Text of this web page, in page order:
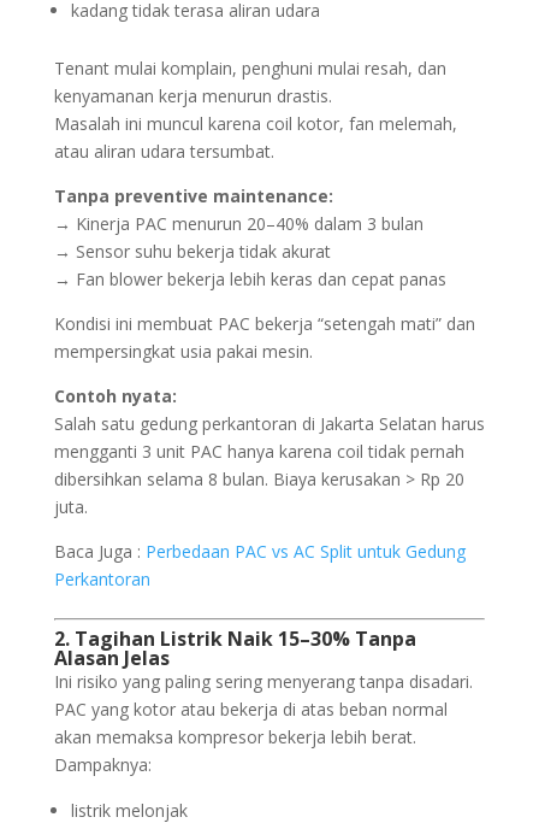
kadang tidak terasa aliran udara
Tenant mulai komplain, penghuni mulai resah, dan
kenyamanan kerja menurun drastis.
Masalah ini muncul karena coil kotor, fan melemah,
atau aliran udara tersumbat.
Tanpa preventive maintenance:
→ Kinerja PAC menurun 20–40% dalam 3 bulan
→ Sensor suhu bekerja tidak akurat
→ Fan blower bekerja lebih keras dan cepat panas
Kondisi ini membuat PAC bekerja “setengah mati” dan
mempersingkat usia pakai mesin.
Contoh nyata:
Salah satu gedung perkantoran di Jakarta Selatan harus
mengganti 3 unit PAC hanya karena coil tidak pernah
dibersihkan selama 8 bulan. Biaya kerusakan > Rp 20
juta.
Baca Juga : Perbedaan PAC vs AC Split untuk Gedung
Perkantoran
2. Tagihan Listrik Naik 15–30% Tanpa
Alasan Jelas
Ini risiko yang paling sering menyerang tanpa disadari.
PAC yang kotor atau bekerja di atas beban normal
akan memaksa kompresor bekerja lebih berat.
Dampaknya:
listrik melonjak